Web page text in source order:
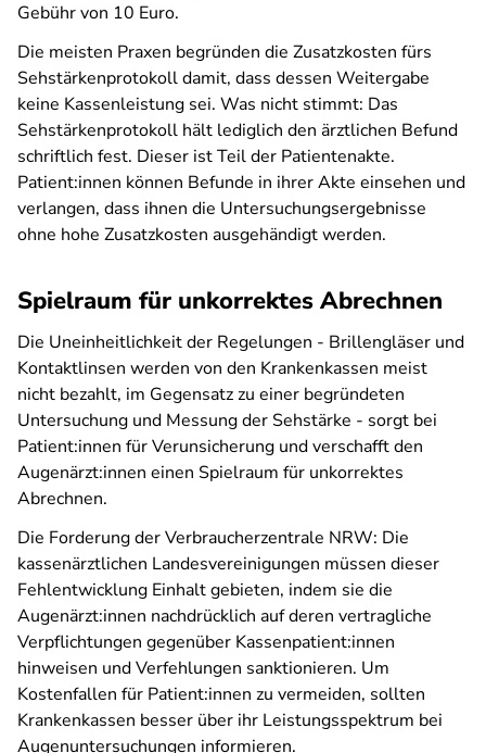
Gebühr von 10 Euro.
Die meisten Praxen begründen die Zusatzkosten fürs
Sehstärkenprotokoll damit, dass dessen Weitergabe
keine Kassenleistung sei. Was nicht stimmt: Das
Sehstärkenprotokoll hält lediglich den ärztlichen Befund
schriftlich fest. Dieser ist Teil der Patientenakte.
Patient:innen können Befunde in ihrer Akte einsehen und
verlangen, dass ihnen die Untersuchungsergebnisse
ohne hohe Zusatzkosten ausgehändigt werden.
Spielraum für unkorrektes Abrechnen
Die Uneinheitlichkeit der Regelungen - Brillengläser und
Kontaktlinsen werden von den Krankenkassen meist
nicht bezahlt, im Gegensatz zu einer begründeten
Untersuchung und Messung der Sehstärke - sorgt bei
Patient:innen für Verunsicherung und verschafft den
Augenärzt:innen einen Spielraum für unkorrektes
Abrechnen.
Die Forderung der Verbraucherzentrale NRW: Die
kassenärztlichen Landesvereinigungen müssen dieser
Fehlentwicklung Einhalt gebieten, indem sie die
Augenärzt:innen nachdrücklich auf deren vertragliche
Verpflichtungen gegenüber Kassenpatient:innen
hinweisen und Verfehlungen sanktionieren. Um
Kostenfallen für Patient:innen zu vermeiden, sollten
Krankenkassen besser über ihr Leistungsspektrum bei
Augenuntersuchungen informieren.